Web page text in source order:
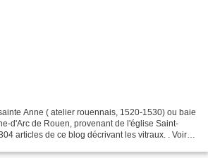
Anne ( atelier rouennais, 1520-1530) ou baie
d'Arc de Rouen, provenant de l'église Saint-
articles de ce blog décrivant les vitraux. . Voir